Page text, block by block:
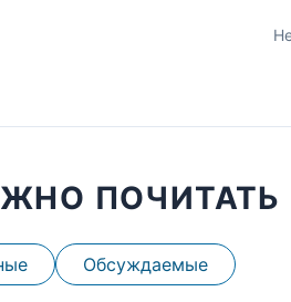
ПОЧИТАТЬ
Обсуждаемые